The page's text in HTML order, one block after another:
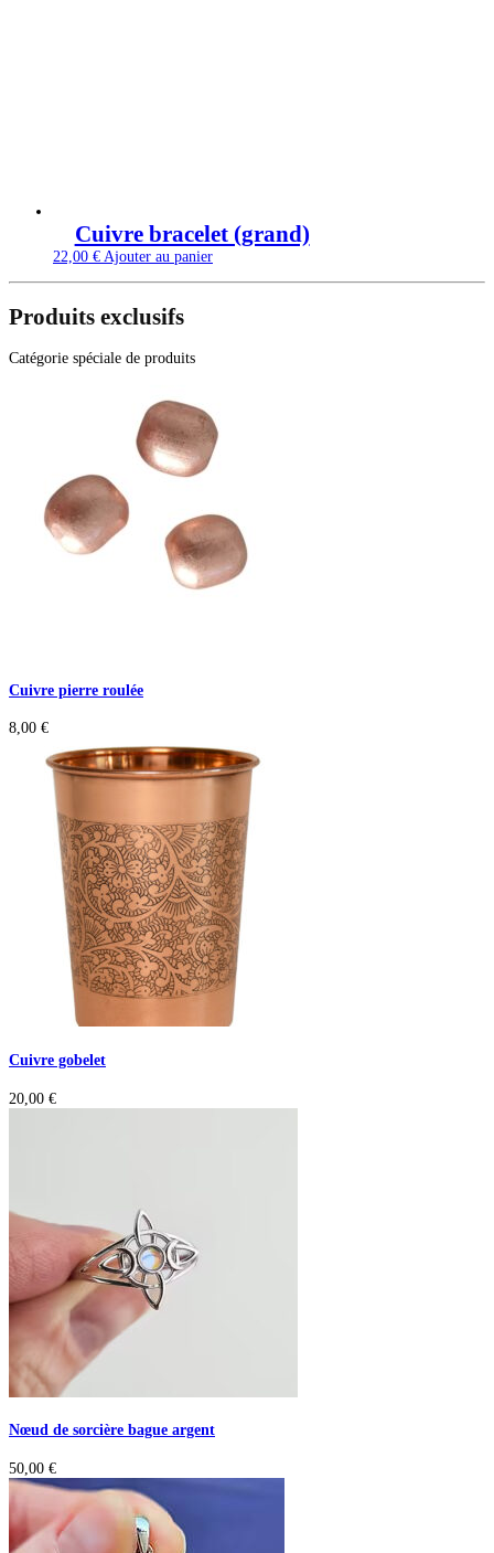
Cuivre bracelet (grand)
22,00 € Ajouter au panier
Produits exclusifs
Catégorie spéciale de produits
Cuivre pierre roulée
8,00 €
Cuivre gobelet
20,00 €
Nœud de sorcière bague argent
50,00 €